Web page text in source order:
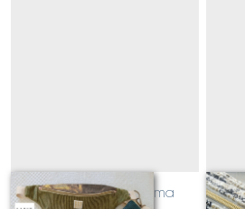
Quelle taille pour ma